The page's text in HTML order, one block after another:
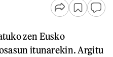
zen Eusko
itunarekin. Argitu